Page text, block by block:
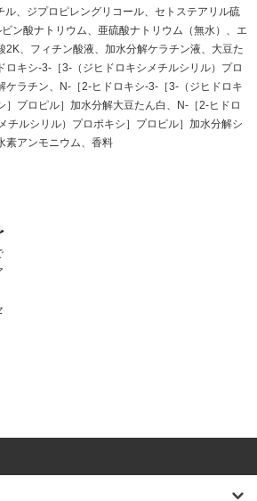
ル、ジプロピレングリコール、セトステアリル硫
ン酸ナトリウム、亜硫酸ナトリウム（無水）、エ
2K、フィチン酸液、加水分解ケラチン液、大豆た
ロキシ-3-［3-（ジヒドロキシメチルシリル）プロ
ケラチン、N-［2-ヒドロキシ-3-［3-（ジヒドロキ
］プロピル］加水分解大豆たん白、N-［2-ヒドロ
チルシリル）プロポキシ］プロピル］加水分解シ
素アンモニウム、香料